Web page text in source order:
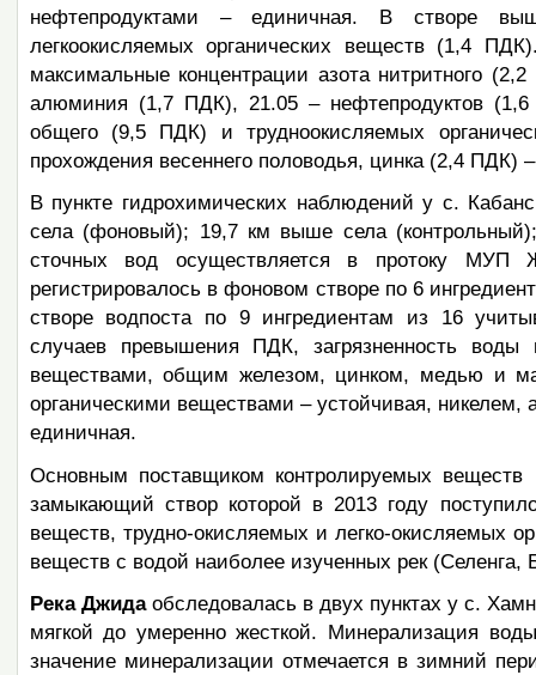
нефтепродуктами – единичная. В створе
легкоокисляемых органических веществ (1,4
максимальные концентрации азота нитритного
алюминия (1,7 ПДК), 21.05 – нефтепродуктов
общего (9,5 ПДК) и трудноокисляемых
прохождения весеннего половодья, цинка (2,4 ПДК)
В пункте гидрохимических наблюдений у с.
села (фоновый); 19,7 км выше села
сточных вод осуществляется в протоку
регистрировалось в фоновом створе по 6
створе водпоста по 9 ингредиентам из 16
случаев превышения ПДК, загрязненность воды
веществами, общим железом, цинком, медью и
органическими веществами – устойчивая,
единичная.
Основным поставщиком контролируемых
замыкающий створ которой в 2013 году
веществ, трудно-окисляемых и легко-окисляемых
веществ с водой наиболее изученных рек (Селенга,
Река Джида обследовалась в двух пунктах у с.
мягкой до умеренно жесткой. Минерализация
значение минерализации отмечается в зимний